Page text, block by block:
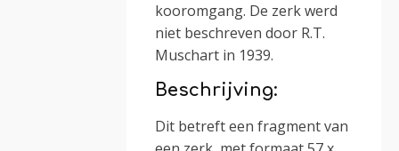
kooromgang. De zerk werd
niet beschreven door R.T.
Muschart in 1939.
Beschrijving:
Dit betreft een fragment van